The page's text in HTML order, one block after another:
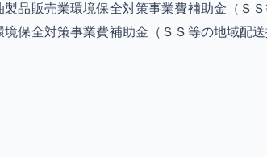
品販売業環境保全対策事業費補助金（Ｓ
保全対策事業費補助金（ＳＳ等の地域配